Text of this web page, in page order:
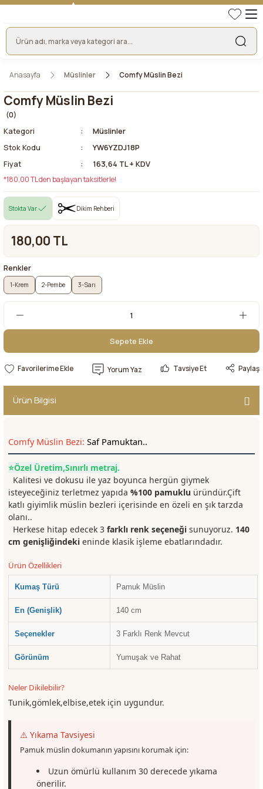
Anasayfa Müslinler Comfy Müslin Bezi
Comfy Müslin Bezi
(0)
Kategori
Müslinler
Stok Kodu
YW6YZDJ18P
Fiyat
163,64 TL + KDV
*180,00 TL den başlayan taksitlerle!
Stokta Var Dikim Rehberi
180,00 TL
Renkler
1-Krem 2-Pembe 3-Sarı
Sepete Ekle
Sepete Ekle
Yorum Yaz Tavsiye Et Paylaş
Ürün Bilgisi
Comfy Müslin Bezi: Saf Pamuktan..
⭐Özel Üretim,Sınırlı metraj.
Kalitesi ve dokusu ile yaz boyunca hergün giymek
isteyeceğiniz terletmez yapıda %100 pamuklu üründür.Çift
katlı giyimlik müslin bezleri içerisinde en özeli en şık tarzda
olanı..
Herkese hitap edecek 3 farklı renk seçeneği sunuyoruz. 140
cm genişliğindeki eninde klasik işleme ebatlarındadır.
Ürün Özellikleri
Kumaş Türü Pamuk Müslin
En (Genişlik) 140 cm
Seçenekler 3 Farklı Renk Mevcut
Görünüm Yumuşak ve Rahat
Neler Dikilebilir?
Tunik,gömlek,elbise,etek için uygundur.
⚠️ Yıkama Tavsiyesi
Pamuk müslin dokumanın yapısını korumak için:
Uzun ömürlü kullanım 30 derecede yıkama
önerilir.